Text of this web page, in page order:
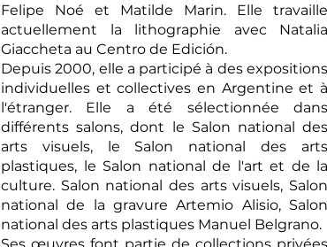
Felipe Noé et Matilde Marin. Elle travaille
actuellement la lithographie avec Natalia
Giaccheta au Centro de Edición.
Depuis 2000, elle a participé à des expositions
individuelles et collectives en Argentine et à
l'étranger. Elle a été sélectionnée dans
différents salons, dont le Salon national des
arts visuels, le Salon national des arts
plastiques, le Salon national de l'art et de la
culture. Salon national des arts visuels, Salon
national de la gravure Artemio Alisio, Salon
national des arts plastiques Manuel Belgrano.
Ses œuvres font partie de collections privées